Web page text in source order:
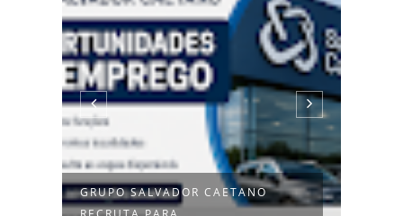
CANDIDATURAS | VIGILANTES